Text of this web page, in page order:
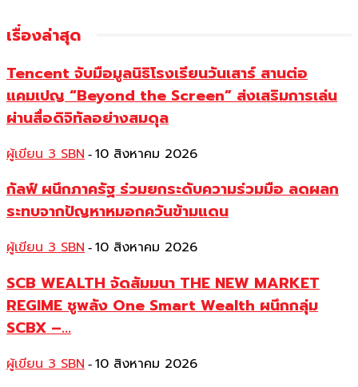
เรื่องล่าสุด
Tencent จับมือมูลนิธิโรงเรียนวันเสาร์ สานต่อ
แคมเปญ “Beyond the Screen” ส่งเสริมการเล่น
ผ่านสื่อดิจิทัลอย่างสมดุล
ผู้เขียน 3 SBN - 10 สิงหาคม 2026
กัลฟ์ ผนึกภาครัฐ ร่วมยกระดับความร่วมมือ ลดผลก
ระทบจากปัญหาหมอกควันข้ามแดน
ผู้เขียน 3 SBN - 10 สิงหาคม 2026
SCB WEALTH จัดสัมมนา THE NEW MARKET
REGIME ชูพลัง One Smart Wealth ผนึกกลุ่ม
SCBX –...
ผู้เขียน 3 SBN - 10 สิงหาคม 2026